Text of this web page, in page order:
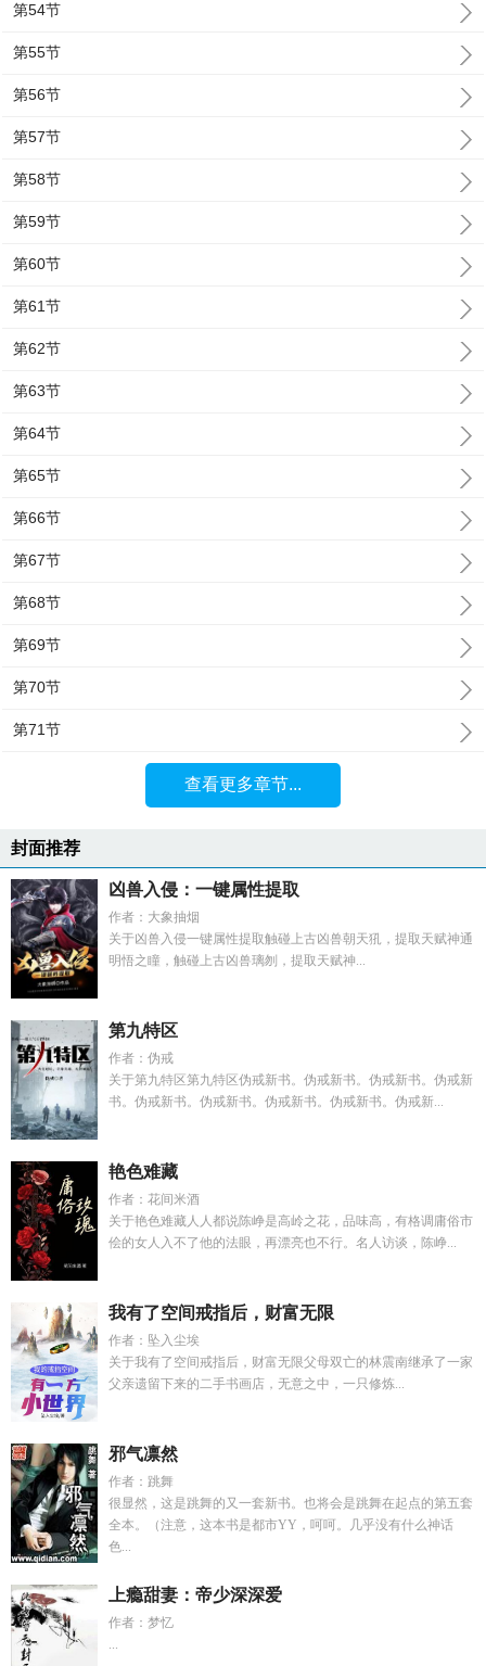
第54节
第55节
第56节
第57节
第58节
第59节
第60节
第61节
第62节
第63节
第64节
第65节
第66节
第67节
第68节
第69节
第70节
第71节
查看更多章节...
封面推荐
凶兽入侵：一键属性提取
作者：大象抽烟
关于凶兽入侵一键属性提取触碰上古凶兽朝天犼，提取天赋神通
明悟之瞳，触碰上古凶兽璃刎，提取天赋神...
第九特区
作者：伪戒
关于第九特区第九特区伪戒新书。伪戒新书。伪戒新书。伪戒新
书。伪戒新书。伪戒新书。伪戒新书。伪戒新书。伪戒新...
艳色难藏
作者：花间米酒
关于艳色难藏人人都说陈峥是高岭之花，品味高，有格调庸俗市
侩的女人入不了他的法眼，再漂亮也不行。名人访谈，陈峥...
我有了空间戒指后，财富无限
作者：坠入尘埃
关于我有了空间戒指后，财富无限父母双亡的林震南继承了一家
父亲遗留下来的二手书画店，无意之中，一只修炼...
邪气凛然
作者：跳舞
很显然，这是跳舞的又一套新书。也将会是跳舞在起点的第五套
全本。（注意，这本书是都市YY，呵呵。几乎没有什么神话
色...
上瘾甜妻：帝少深深爱
作者：梦忆
...